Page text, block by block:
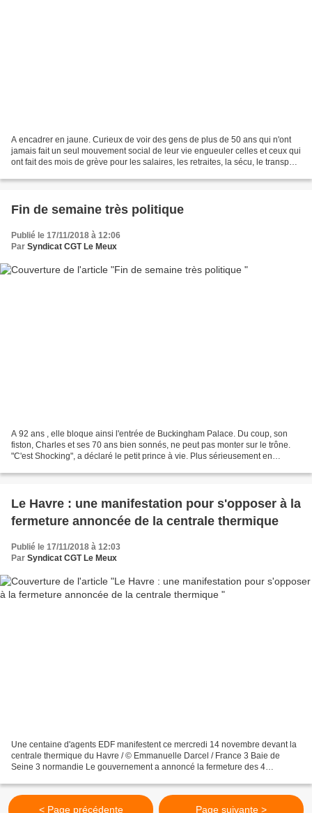
A encadrer en jaune. Curieux de voir des gens de plus de 50 ans qui n'ont
jamais fait un seul mouvement social de leur vie engueuler celles et ceux qui
ont fait des mois de grève pour les salaires, les retraites, la sécu, le transport
Fin de semaine très politique
Publié le 17/11/2018 à 12:06
Par Syndicat CGT Le Meux
A 92 ans , elle bloque ainsi l'entrée de Buckingham Palace. Du coup, son
fiston, Charles et ses 70 ans bien sonnés, ne peut pas monter sur le trône.
"C'est Shocking", a déclaré le petit prince à vie. Plus sérieusement en
Le Havre : une manifestation pour s'opposer à la
fermeture annoncée de la centrale thermique
Publié le 17/11/2018 à 12:03
Par Syndicat CGT Le Meux
Une centaine d'agents EDF manifestent ce mercredi 14 novembre devant la
centrale thermique du Havre / © Emmanuelle Darcel / France 3 Baie de
Seine 3 normandie Le gouvernement a annoncé la fermeture des 4
< Page précédente Page suivante >